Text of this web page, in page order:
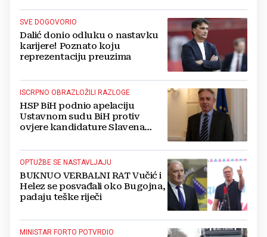
SVE DOGOVORIO
Dalić donio odluku o nastavku
karijere! Poznato koju
reprezentaciju preuzima
ISCRPNO OBRAZLOŽILI RAZLOGE
HSP BiH podnio apelaciju
Ustavnom sudu BiH protiv
ovjere kandidature Slavena
OPTUŽBE SE NASTAVLJAJU
BUKNUO VERBALNI RAT Vučić i
Helez se posvađali oko Bugojna,
padaju teške riječi
MINISTAR FORTO POTVRDIO